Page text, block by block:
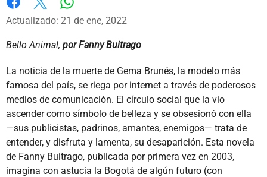
Facebook
X
Actualizado: 21 de ene, 2022
Bello Animal, por Fanny Buitrago
La noticia de la muerte de Gema Brunés, la modelo más
famosa del país, se riega por internet a través de poderosos
medios de comunicación. El círculo social que la vio
ascender como símbolo de belleza y se obsesionó con ella
—sus publicistas, padrinos, amantes, enemigos— trata de
entender, y disfruta y lamenta, su desaparición. Esta novela
de Fanny Buitrago, publicada por primera vez en 2003,
imagina con astucia la Bogotá de algún futuro (con